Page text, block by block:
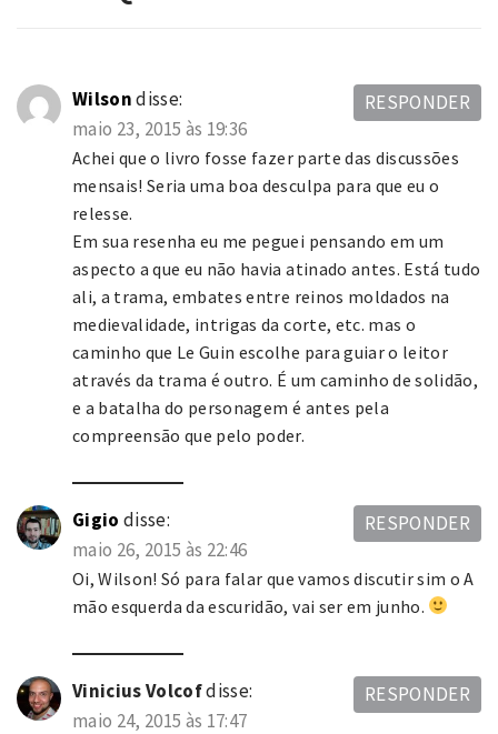
Wilsondisse:
maio 23, 2015 às 19:36
Achei que o livro fosse fazer parte das discussões
mensais! Seria uma boa desculpa para que eu o
relesse.
Em sua resenha eu me peguei pensando em um
aspecto a que eu não havia atinado antes. Está tudo
ali, a trama, embates entre reinos moldados na
medievalidade, intrigas da corte, etc. mas o
caminho que Le Guin escolhe para guiar o leitor
através da trama é outro. É um caminho de solidão,
e a batalha do personagem é antes pela
compreensão que pelo poder.
RESPONDER
Gigio disse:
maio 26, 2015 às 22:46
Oi, Wilson! Só para falar que vamos discutir sim o A
mão esquerda da escuridão, vai ser em junho.
RESPONDER
Vinicius Volcofdisse:
maio 24, 2015 às 17:47
RESPONDER